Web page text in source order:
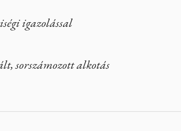
igazolással
sorszámozott alkotás